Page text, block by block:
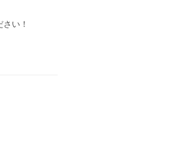
い！